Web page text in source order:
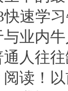
速学
业内
人往
读！